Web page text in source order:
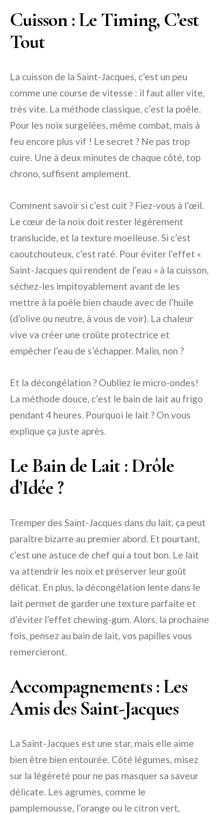
Cuisson : Le Timing, C’est
Tout
La cuisson de la Saint-Jacques, c’est un peu
comme une course de vitesse : il faut aller vite,
très vite. La méthode classique, c’est la poêle.
Pour les noix surgelées, même combat, mais à
feu encore plus vif ! Le secret ? Ne pas trop
cuire. Une à deux minutes de chaque côté, top
chrono, suffisent amplement.
Comment savoir si c’est cuit ? Fiez-vous à l’œil.
Le cœur de la noix doit rester légèrement
translucide, et la texture moelleuse. Si c’est
caoutchouteux, c’est raté. Pour éviter l’effet «
Saint-Jacques qui rendent de l’eau » à la cuisson,
séchez-les impitoyablement avant de les
mettre à la poêle bien chaude avec de l’huile
(d’olive ou neutre, à vous de voir). La chaleur
vive va créer une croûte protectrice et
empêcher l’eau de s’échapper. Malin, non ?
Et la décongélation ? Oubliez le micro-ondes!
La méthode douce, c’est le bain de lait au frigo
pendant 4 heures. Pourquoi le lait ? On vous
explique ça juste après.
Le Bain de Lait : Drôle
d’Idée ?
Tremper des Saint-Jacques dans du lait, ça peut
paraître bizarre au premier abord. Et pourtant,
c’est une astuce de chef qui a tout bon. Le lait
va attendrir les noix et préserver leur goût
délicat. En plus, la décongélation lente dans le
lait permet de garder une texture parfaite et
d’éviter l’effet chewing-gum. Alors, la prochaine
fois, pensez au bain de lait, vos papilles vous
remercieront.
Accompagnements : Les
Amis des Saint-Jacques
La Saint-Jacques est une star, mais elle aime
bien être bien entourée. Côté légumes, misez
sur la légèreté pour ne pas masquer sa saveur
délicate. Les agrumes, comme le
pamplemousse, l’orange ou le citron vert,